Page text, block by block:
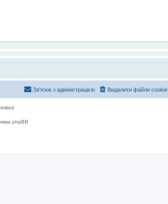
Видалити файли cookie
Зв'язок з адміністрацією
phpBB